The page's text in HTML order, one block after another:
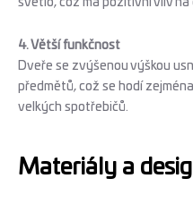
světlo, což má pozitivní vliv
4. Větší funkčnost
Dveře se zvýšenou výškou
předmětů, což se hodí
velkých spotřebičů.
Materiály a